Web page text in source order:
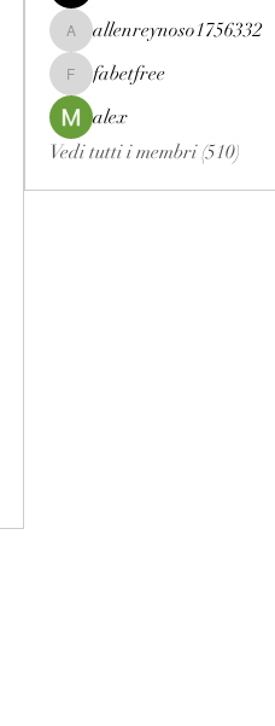
allenreynoso1756332
allenreynoso1756332
fabetfree
fabetfree
alex
Vedi tutti i membri (510)